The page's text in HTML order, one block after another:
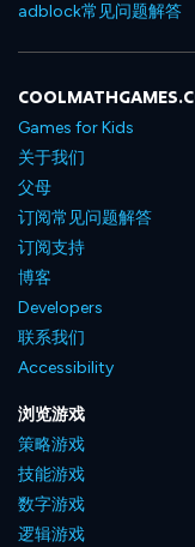
adblock常见问题解答
Games for Kids
关于我们
父母
订阅常见问题解答
订阅支持
博客
Developers
联系我们
Accessibility
浏览游戏
策略游戏
技能游戏
数字游戏
逻辑游戏